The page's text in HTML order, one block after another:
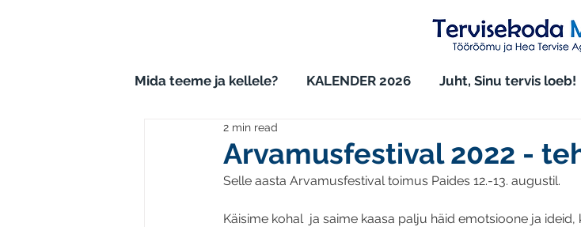
Mida teeme ja kellele? KALENDER 2026 Juht, Sinu tervis loeb!
Arvamusfestival 2022 -
2 min read
Selle aasta Arvamusfestival toimus Paides 12.-13. augustil.
Käisime kohal  ja saime kaasa palju häid emotsioone ja